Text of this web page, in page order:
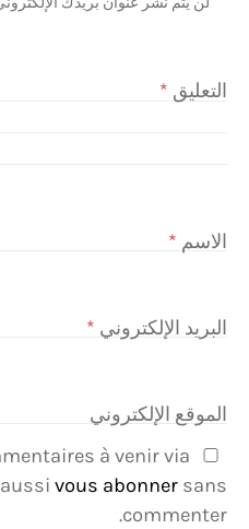
التعليق *
الاسم *
البريد الإلكتروني *
الموقع الإلكتروني
à venir via
vous abonner sans
commenter.